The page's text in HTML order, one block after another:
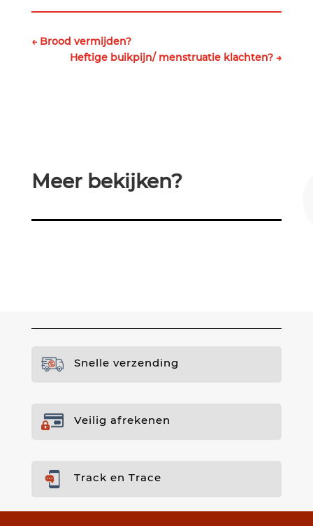
← Brood vermijden?
Heftige buikpijn/ menstruatie klachten? →
Meer bekijken?
Snelle verzending
Veilig afrekenen
Track en Trace